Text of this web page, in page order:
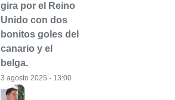
gira por el Reino
Unido con dos
bonitos goles del
canario y el
belga.
3 agosto 2025 - 13:00